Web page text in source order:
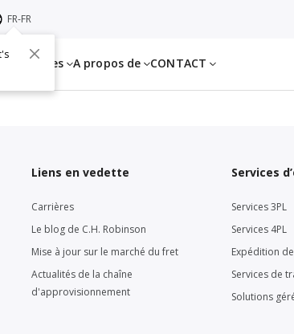
Ressources A propos de CONTACT
FR-FR
Liens en vedette
Carrières
Le blog de C.H. Robinson
Mise à jour sur le marché du fret
Actualités de la chaîne
d'approvisionnement
Services
Services 3PL
Services 4PL
Expédition
Services de
Solutions